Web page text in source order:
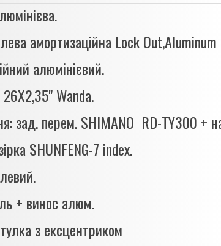
амортизаційна Lock
алюмінієвий.
Wanda.
зад. перем. SHIMANO RD-TY300 +
SHUNFENG-7 index.
+ винос алюм.
з ексцентриком